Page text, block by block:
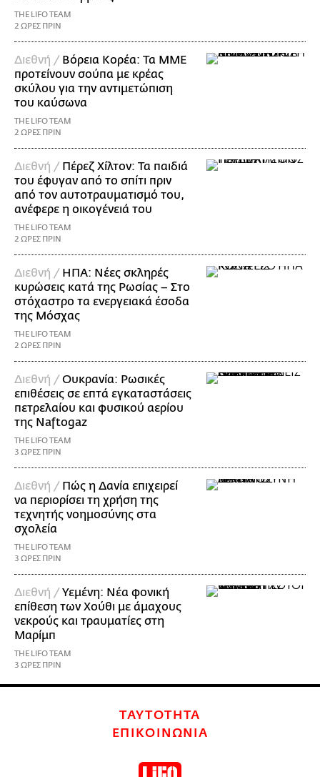
THE LIFO TEAM
2 ΩΡΕΣ ΠΡΙΝ
Διεθνή / Βόρεια Κορέα: Τα ΜΜΕ
προτείνουν σούπα με κρέας
σκύλου για την αντιμετώπιση
του καύσωνα
THE LIFO TEAM
2 ΩΡΕΣ ΠΡΙΝ
Διεθνή / Πέρεζ Χίλτον: Τα παιδιά
του έφυγαν από το σπίτι πριν
από τον αυτοτραυματισμό του,
ανέφερε η οικογένειά του
THE LIFO TEAM
2 ΩΡΕΣ ΠΡΙΝ
Διεθνή / ΗΠΑ: Nέες σκληρές
κυρώσεις κατά της Ρωσίας – Στο
στόχαστρο τα ενεργειακά έσοδα
της Μόσχας
THE LIFO TEAM
2 ΩΡΕΣ ΠΡΙΝ
Διεθνή /Ουκρανία: Ρωσικές
επιθέσεις σε επτά εγκαταστάσεις
πετρελαίου και φυσικού αερίου
της Naftogaz
THE LIFO TEAM
3 ΩΡΕΣ ΠΡΙΝ
Διεθνή / Πώς η Δανία επιχειρεί
να περιορίσει τη χρήση της
τεχνητής νοημοσύνης στα
σχολεία
THE LIFO TEAM
3 ΩΡΕΣ ΠΡΙΝ
Διεθνή /Υεμένη: Νέα φονική
επίθεση των Χούθι με άμαχους
νεκρούς και τραυματίες στη
Μαρίμπ
THE LIFO TEAM
3 ΩΡΕΣ ΠΡΙΝ
ΤΑΥΤΟΤΗΤΑ
ΕΠΙΚΟΙΝΩΝΙΑ